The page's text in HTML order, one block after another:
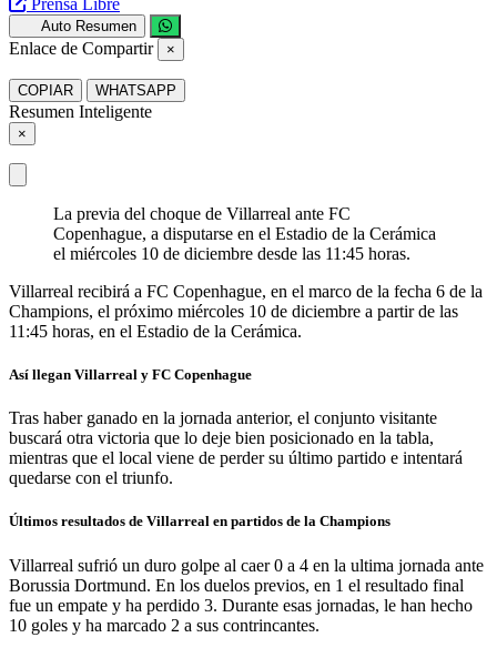
Auto Resumen
Enlace de Compartir ×
COPIAR WHATSAPP
Resumen Inteligente
×
La previa del choque de Villarreal ante FC
Copenhague, a disputarse en el Estadio de la Cerámica
el miércoles 10 de diciembre desde las 11:45 horas.
Villarreal recibirá a FC Copenhague, en el marco de la fecha 6 de la
Champions, el próximo miércoles 10 de diciembre a partir de las
11:45 horas, en el Estadio de la Cerámica.
Así llegan Villarreal y FC Copenhague
Tras haber ganado en la jornada anterior, el conjunto visitante
buscará otra victoria que lo deje bien posicionado en la tabla,
mientras que el local viene de perder su último partido e intentará
quedarse con el triunfo.
Últimos resultados de Villarreal en partidos de la Champions
Villarreal sufrió un duro golpe al caer 0 a 4 en la ultima jornada ante
Borussia Dortmund. En los duelos previos, en 1 el resultado final
fue un empate y ha perdido 3. Durante esas jornadas, le han hecho
10 goles y ha marcado 2 a sus contrincantes.